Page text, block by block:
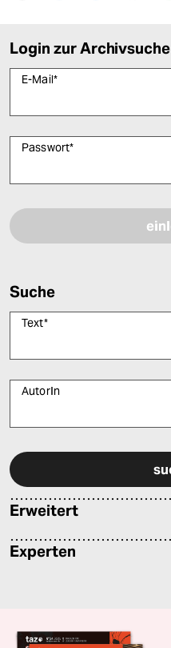
Login zur Archivsuche
E-Mail*
Passwort*
Suche
Text*
AutorIn
Erweitert
Experten